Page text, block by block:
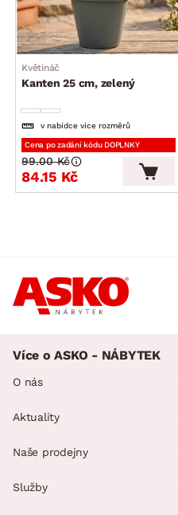
Květináč
Kanten 25 cm, zelený
v nabídce více rozměrů
Cena po zadání kódu DOPLNKY
84.15 Kč
99.00 Kč
Více o ASKO - NÁBYTEK
O nás
Aktuality
Naše prodejny
Služby